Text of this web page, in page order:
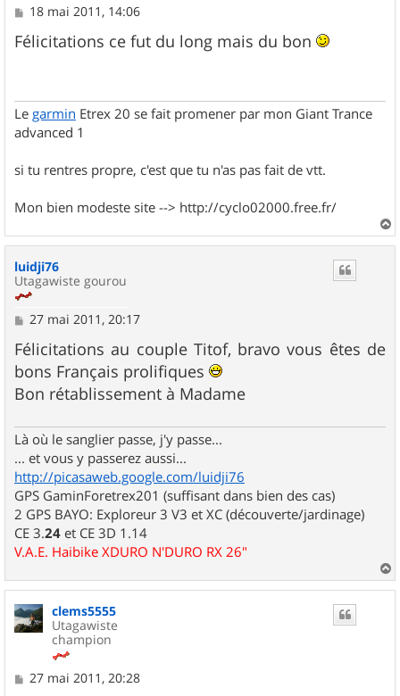
M
s
s
18 mai 2011, 14:06
Félicitations ce fut du long mais du bon
Le garmin Etrex 20 se fait promener par mon Giant Trance
advanced 1
si tu rentres propre, c'est que tu n'as pas fait de vtt.
Mon bien modeste site --> http://cyclo02000.free.fr/
a
luidji76
Utagawiste gourou
M
s
s
a
g
e
27 mai 2011, 20:17
Félicitations au couple Titof, bravo vous êtes de
bons Français prolifiques
Bon rétablissement à Madame
Là où le sanglier passe, j'y passe...
... et vous y passerez aussi...
http://picasaweb.google.com/luidji76
GPS GaminForetrex201 (suffisant dans bien des cas)
2 GPS BAYO: Exploreur 3 V3 et XC (découverte/jardinage)
CE 3.24 et CE 3D 1.14
V.A.E. Haibike XDURO N'DURO RX 26"
a
clems5555
Utagawiste
champion
M
27 mai 2011, 20:28